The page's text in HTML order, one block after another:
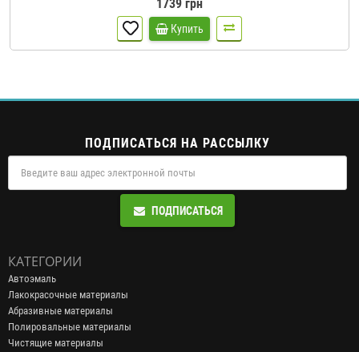
1739 грн
Купить
ПОДПИСАТЬСЯ НА РАССЫЛКУ
ПОДПИСАТЬСЯ
КАТЕГОРИИ
Автоэмаль
Лакокрасочные материалы
Абразивные материалы
Полировальные материалы
Чистящие материалы